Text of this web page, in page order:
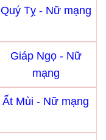
Quý Tỵ - Nữ mạng
Giáp Ngọ - Nữ
mạng
Ất Mùi - Nữ mạng